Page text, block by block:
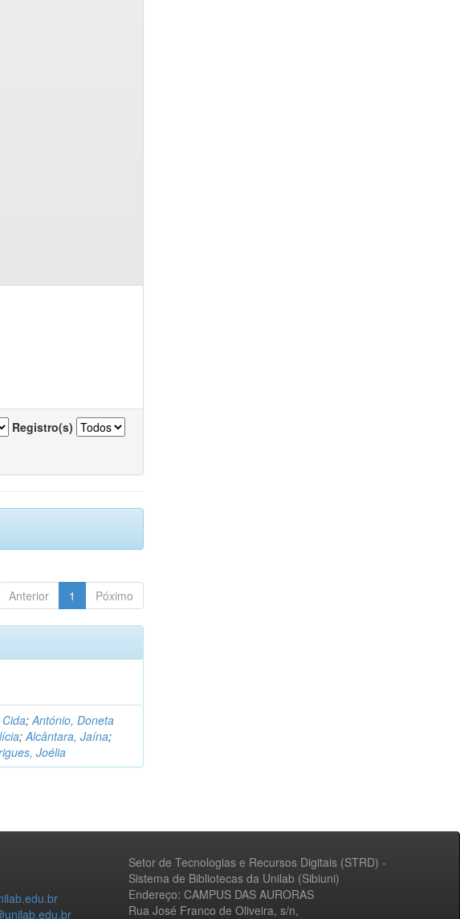
Registro(s)
Anterior 1 Póximo
;António, Doneta
;Alcântara, Jaína;
Joélia
Setor de Tecnologias e Recursos Digitais (STRD) -
Sistema de Bibliotecas da Unilab (Sibiuni)
Endereço: CAMPUS DAS AURORAS
Rua José Franco de Oliveira, s/n,